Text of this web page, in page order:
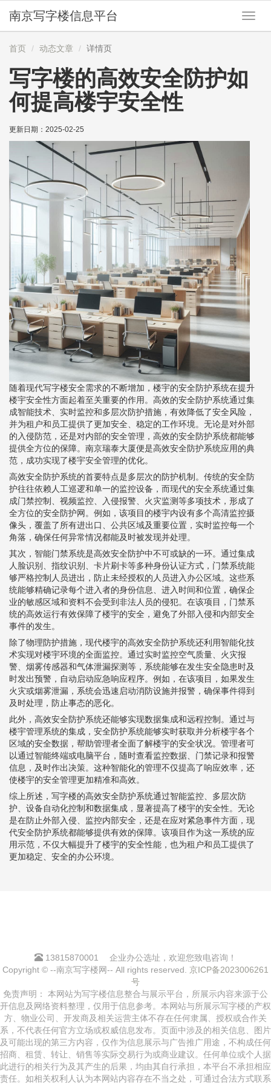
切
换
南京写字楼信息平台
首页 动态文章 详情页
写字楼的高效安全防护如
何提高楼宇安全性
更新日期： 2025-02-25
随着现代写字楼安全需求的不断增加，楼宇的安全防护系统在提升
楼宇安全性方面起着至关重要的作用。高效的安全防护系统通过集
成智能技术、实时监控和多层次防护措施，有效降低了安全风险，
并为租户和员工提供了更加安全、稳定的工作环境。无论是对外部
的入侵防范，还是对内部的安全管理，高效的安全防护系统都能够
提供全方位的保障。南京瑞泰大厦便是高效安全防护系统应用的典
范，成功实现了楼宇安全管理的优化。
高效安全防护系统的首要特点是多层次的防护机制。传统的安全防
护往往依赖人工巡逻和单一的监控设备，而现代的安全系统通过集
成门禁控制、视频监控、入侵报警、火灾监测等多项技术，形成了
全方位的安全防护网。例如，该项目的楼宇内设有多个高清监控摄
像头，覆盖了所有进出口、公共区域及重要位置，实时监控每一个
角落，确保任何异常情况都能及时被发现并处理。
其次，智能门禁系统是高效安全防护中不可或缺的一环。通过集成
人脸识别、指纹识别、卡片刷卡等多种身份认证方式，门禁系统能
够严格控制人员进出，防止未经授权的人员进入办公区域。这些系
统能够精确记录每个进入者的身份信息、进入时间和位置，确保企
业的敏感区域和资料不会受到非法人员的侵犯。在该项目，门禁系
统的高效运行有效保障了楼宇的安全，避免了外部入侵和内部安全
事件的发生。
除了物理防护措施，现代楼宇的高效安全防护系统还利用智能化技
术实现对楼宇环境的全面监控。通过实时监控空气质量、火灾报
警、烟雾传感器和气体泄漏探测等，系统能够在发生安全隐患时及
时发出预警，自动启动应急响应程序。例如，在该项目，如果发生
火灾或烟雾泄漏，系统会迅速启动消防设施并报警，确保事件得到
及时处理，防止事态的恶化。
此外，高效安全防护系统还能够实现数据集成和远程控制。通过与
楼宇管理系统的集成，安全防护系统能够实时获取并分析楼宇各个
区域的安全数据，帮助管理者全面了解楼宇的安全状况。管理者可
以通过智能终端或电脑平台，随时查看监控数据、门禁记录和报警
信息，及时作出决策。这种智能化的管理不仅提高了响应效率，还
使楼宇的安全管理更加精准和高效。
综上所述，写字楼的高效安全防护系统通过智能监控、多层次防
护、设备自动化控制和数据集成，显著提高了楼宇的安全性。无论
是在防止外部入侵、监控内部安全，还是在应对紧急事件方面，现
代安全防护系统都能够提供有效的保障。该项目作为这一系统的应
用示范，不仅大幅提升了楼宇的安全性能，也为租户和员工提供了
更加稳定、安全的办公环境。
13815870001
企业办公选址，欢迎您致电咨询！
Copyright © --南京写字楼网-- All rights reserved. 京ICP备2023006261
号
免责声明： 本网站为写字楼信息整合与展示平台，所展示内容来源于公
开信息及网络资料整理，仅用于信息参考。本网站与所展示写字楼的产权
方、物业公司、开发商及相关运营主体不存在任何隶属、授权或合作关
系，不代表任何官方立场或权威信息发布。页面中涉及的相关信息、图片
及可能出现的第三方内容，仅作为信息展示与广告推广用途，不构成任何
招商、租赁、转让、销售等实际交易行为或商业建议。任何单位或个人据
此进行的相关行为及其产生的后果，均由其自行承担，本平台不承担相应
责任。如相关权利人认为本网站内容存在不当之处，可通过合法方式联系